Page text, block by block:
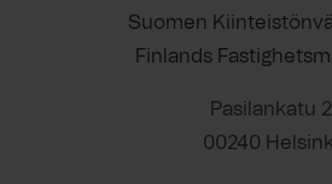
Suomen
Finlands
Pasilankatu 2
00240